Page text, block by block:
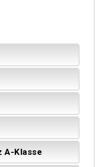
A-Klasse